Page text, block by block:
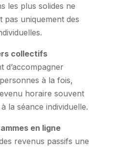
les plus solides ne
pas uniquement des
collectifs
d’accompagner
à la fois,
horaire souvent
la séance individuelle.
en ligne
revenus passifs une